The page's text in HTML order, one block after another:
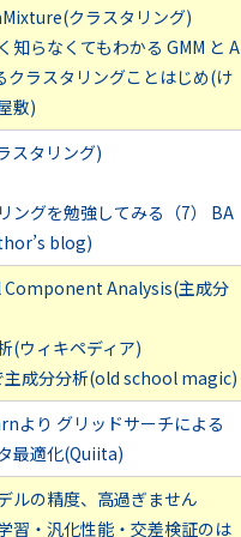
クラスタリング)
知らなくてもわかる GMM と A
クラスタリングことはじめ(け
敷)
スタリング)
ングを勉強してみる（7） BA
blog)
Analysis(主成分
(ウィキペディア)
成分分析(old school magic)
より グリッドサーチによる
最適化(Quiita)
ルの精度、高過ぎません
習・汎化性能・交差検証のは